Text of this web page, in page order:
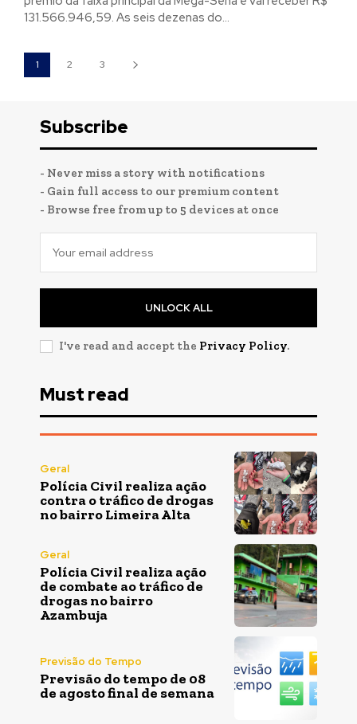
131.566.946,59. As seis dezenas do...
1 2 3
Subscribe
- Never miss a story with notifications
- Gain full access to our premium content
- Browse free from up to 5 devices at once
UNLOCK ALL
I've read and accept the Privacy Policy.
Must read
Geral
Polícia Civil realiza ação
contra o tráfico de drogas
no bairro Limeira Alta
Geral
Polícia Civil realiza ação
de combate ao tráfico de
drogas no bairro
Azambuja
Previsão do Tempo
Previsão do tempo de 08
de agosto final de semana